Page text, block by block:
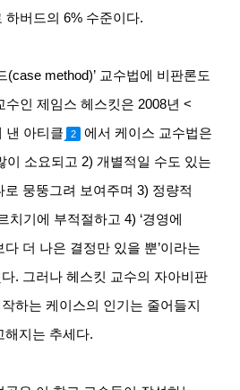
하버드의 6% 수준이다.
(case method)’ 교수법에 비판론도
수인 제임스 헤스킷은 2008년 <
낸 아티클 2
에서 케이스 교수법은
이 소요되고 2) 개별적일 수도 있는
뭉뚱그려 보여주며 3) 정량적
치기에 부적절하고 4) ‘경영에
더 나은 결정만 있을 뿐’이라는
. 그러나 헤스킷 교수의 자아비판
하는 케이스의 인기는 줄어들지
해지는 추세다.